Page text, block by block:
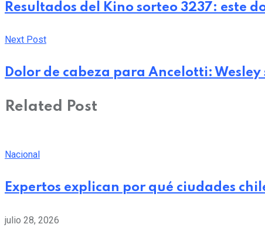
Resultados del Kino sorteo 3237: este
Next Post
Dolor de cabeza para Ancelotti:
Related Post
Nacional
Expertos explican por qué ciudades
julio 28, 2026